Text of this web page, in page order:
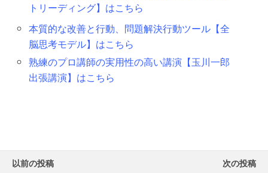
トリーディング】はこちら
本質的な改善と行動、問題解決行動ツール【全
脳思考モデル】はこちら
熟練のプロ講師の実用性の高い講演【玉川一郎
出張講演】はこちら
以前の投稿 次の投稿